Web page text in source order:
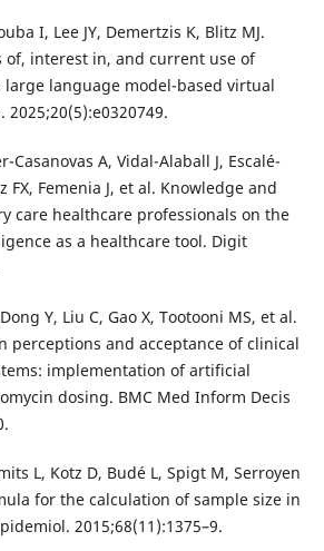
I, Lee JY, Demertzis K, Blitz MJ.
of, interest in, and current use of
language model-based virtual
2025;20(5):e0320749.
Casanovas A, Vidal-Alaball J, Escalé-
FX, Femenia J, et al. Knowledge and
care healthcare professionals on the
as a healthcare tool. Digit
Y, Liu C, Gao X, Tootooni MS, et al.
perceptions and acceptance of clinical
implementation of artificial
dosing. BMC Med Inform Decis
L, Kotz D, Budé L, Spigt M, Serroyen
for the calculation of sample size in
2015;68(11):1375–9.